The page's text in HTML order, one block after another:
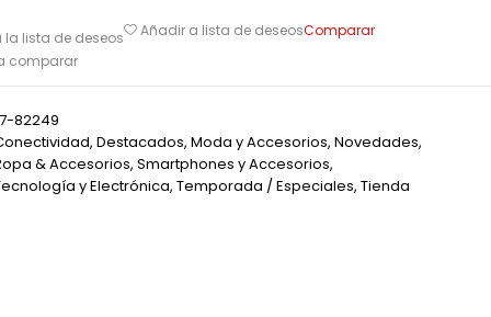
la lista de deseos Añadir a lista de deseosComparar
comparar
82249
, Destacados, Moda y Accesorios, Novedades,
& Accesorios, Smartphones y Accesorios,
y Electrónica, Temporada / Especiales, Tienda